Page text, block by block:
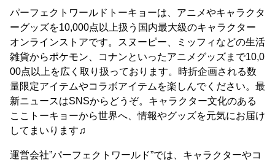
パーフェクトワールドトーキョーは、アニメやキャラクタ
ーグッズを10,000点以上扱う国内最大級のキャラクター
オンラインストアです。スヌーピー、ミッフィなどの生活
雑貨からポケモン、コナンといったアニメグッズまで10,0
00点以上を広く取り扱っております。時折企画される数
量限定アイテムやコラボアイテムを楽しんでください。最
新ニュースはSNSからどうぞ。キャラクター文化のある
ここトーキョーから世界へ、情報やグッズを元気にお届け
してまいります♫
運営会社”パーフェクトワールド”では、キャラクターやコ